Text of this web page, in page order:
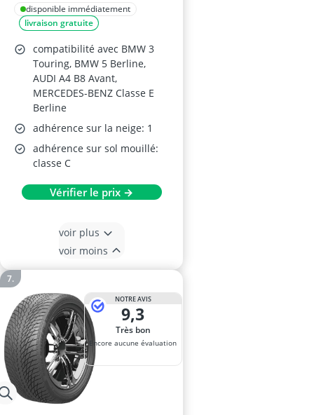
disponible immédiatement
livraison gratuite
compatibilité avec BMW 3
Touring, BMW 5 Berline,
AUDI A4 B8 Avant,
MERCEDES-BENZ Classe E
Berline
adhérence sur la neige: 1
adhérence sur sol mouillé:
classe C
Vérifier le prix →
voir plus
voir moins
NOTRE AVIS
9,3
Très bon
Encore aucune évaluation